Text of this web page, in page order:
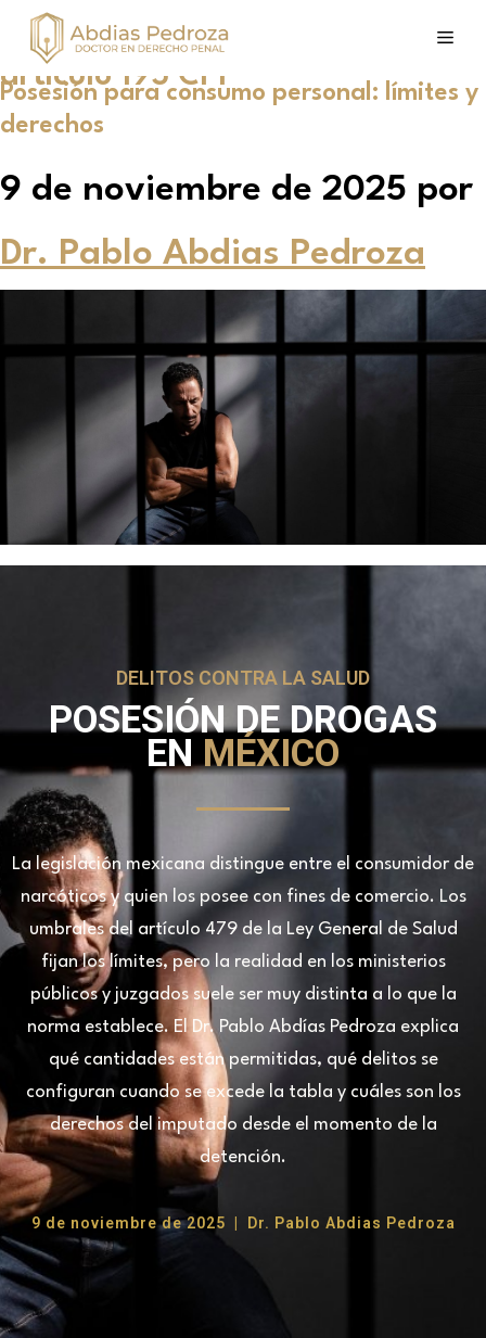
artículo 195 CPF
Posesión para consumo personal: límites y
derechos
9 de noviembre de 2025 por
Dr. Pablo Abdias Pedroza
DELITOS CONTRA LA SALUD
POSESIÓN DE DROGAS
ENMÉXICO
La legislación mexicana distingue entre el consumidor de
narcóticos y quien los posee con fines de comercio. Los
umbrales del artículo 479 de la Ley General de Salud
fijan los límites, pero la realidad en los ministerios
públicos y juzgados suele ser muy distinta a lo que la
norma establece. El Dr. Pablo Abdías Pedroza explica
qué cantidades están permitidas, qué delitos se
configuran cuando se excede la tabla y cuáles son los
derechos del imputado desde el momento de la
detención.
9 de noviembre de 2025 | Dr. Pablo Abdias Pedroza